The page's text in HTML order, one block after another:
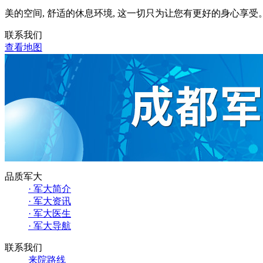
美的空间, 舒适的休息环境, 这一切只为让您有更好的身心享受
联系我们
查看地图
品质军大
· 军大简介
· 军大资讯
· 军大医生
· 军大导航
联系我们
来院路线